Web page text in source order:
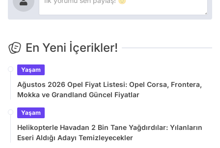
En Yeni İçerikler!
Yaşam
Ağustos 2026 Opel Fiyat Listesi: Opel Corsa, Frontera,
Mokka ve Grandland Güncel Fiyatlar
Yaşam
Helikopterle Havadan 2 Bin Tane Yağdırdılar: Yılanların
Eseri Aldığı Adayı Temizleyecekler